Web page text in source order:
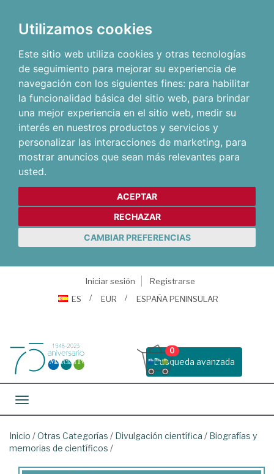
Utilizamos cookies
Este sitio web utiliza cookies y otras tecnologías
de seguimiento para mejorar su experiencia de
navegación con los siguientes fines: para habilitar
la funcionalidad básica del sitio web, para brindar
una mejor experiencia en el sitio web, medir su
interés en nuestros productos y servicios y
personalizar las interacciones de marketing, para
mostrar anuncios que sean más relevantes para
usted.
ACEPTAR
RECHAZAR
CAMBIAR PREFERENCIAS
Iniciar sesión
Registrarse
ES
EUR ESPAÑA PENINSULAR
Busqueda avanzada
0
Toggle navigation
Inicio /Otras Categorías / Divulgación científica / Biografías y
memorias de científicos /